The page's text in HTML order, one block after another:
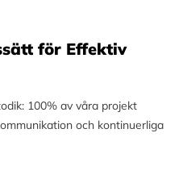
för Effektiv
100% av våra projekt
och kontinuerliga